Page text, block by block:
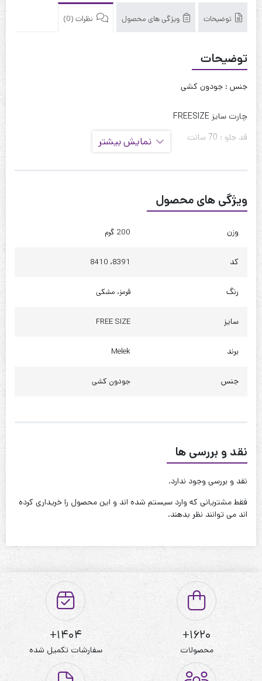
توضیحات ویژگی های محصول نظرات (0)
توضیحات
جنس : جودون کشی
چارت سایز FREESIZE
قد جلو : 70 سانت
حلقه آستین : 60 سانت
دور کمر : 140 تا 150
دور باسن : 150 تا 160
نحوه شستشو:با آب 40 درجه و بدون استفاده از مایعات سفیدکننده
نمایش بیشتر
ویژگی های محصول
وزن 200 گرم
کد 8391، 8410
رنگ قرمز، مشکی
سایز FREE SIZE
برند Melek
جنس جودون کشی
نقد و بررسی ها
نقد و بررسی وجود ندارد.
فقط مشتریانی که وارد سیستم شده اند و این محصول را خریداری کرده
اند می توانند نظر بدهند.
1620+
محصولات
1404+
سفارشات تکمیل شده